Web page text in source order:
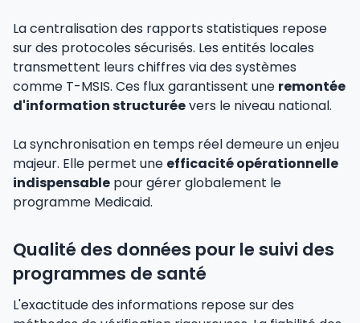
La centralisation des rapports statistiques repose
sur des protocoles sécurisés. Les entités locales
transmettent leurs chiffres via des systèmes
comme T-MSIS. Ces flux garantissent une remontée
d'information structuréevers le niveau national.
La synchronisation en temps réel demeure un enjeu
majeur. Elle permet une efficacité opérationnelle
indispensable pour gérer globalement le
programme Medicaid.
Qualité des données pour le suivi des
programmes de santé
L'exactitude des informations repose sur des